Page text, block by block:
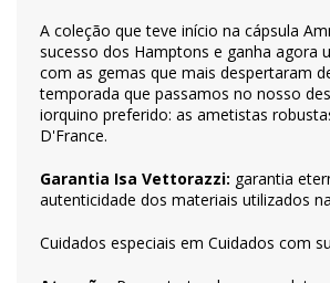
A coleção que teve início na cápsula
sucesso dos Hamptons e ganha agora
com as gemas que mais despertaram
temporada que passamos no nosso
iorquino preferido: as ametistas
D'France.
Garantia Isa Vettorazzi: garantia
autenticidade dos materiais utilizados
Cuidados especiais em Cuidados com